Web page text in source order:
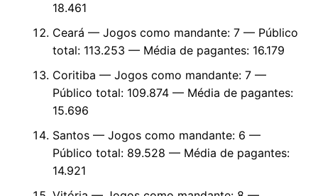
18.461
Ceará — Jogos como mandante: 7 — Público
total: 113.253 — Média de pagantes: 16.179
Coritiba — Jogos como mandante: 7 —
Público total: 109.874 — Média de pagantes:
15.696
Santos — Jogos como mandante: 6 —
Público total: 89.528 — Média de pagantes:
14.921